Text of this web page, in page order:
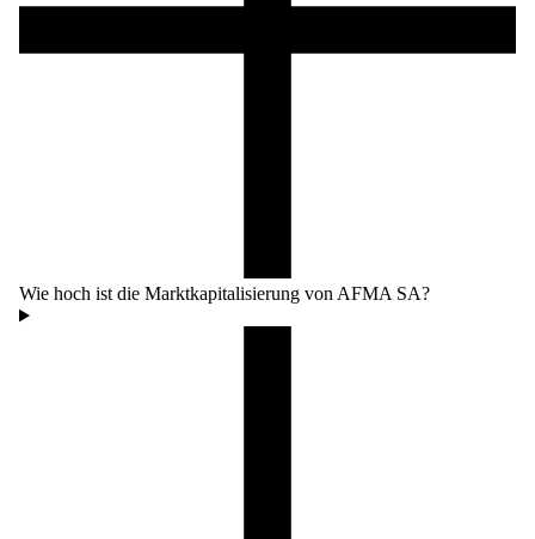
Wie hoch ist die Marktkapitalisierung von AFMA SA?